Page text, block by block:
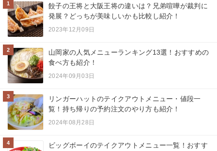
1
餃子の王将と大阪王将の違いは？兄弟喧嘩が裁判に
発展？どっちが美味しいかも比較し紹介！
2023年12月09日
2
山岡家の人気メニューランキング13選！おすすめの
食べ方も紹介！
2024年09月03日
3
リンガーハットのテイクアウトメニュー・値段一
覧！持ち帰りの予約注文のやり方も紹介！
2024年08月28日
4
ビッグボーイのテイクアウトメニュー一覧！おすす